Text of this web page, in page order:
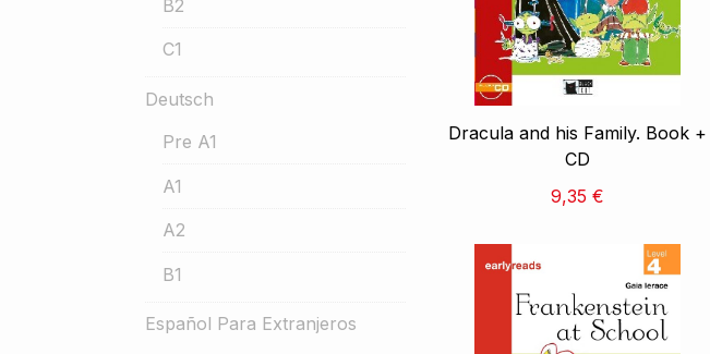
Dracula and his Family. Book +
CD
9,35 €
B2
C1
Deutsch
Pre A1
A1
A2
B1
Español Para Extranjeros